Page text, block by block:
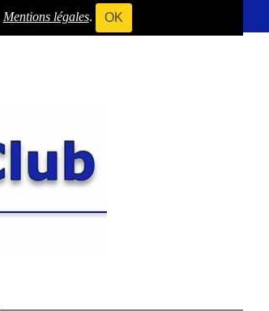
Mentions légales. OK